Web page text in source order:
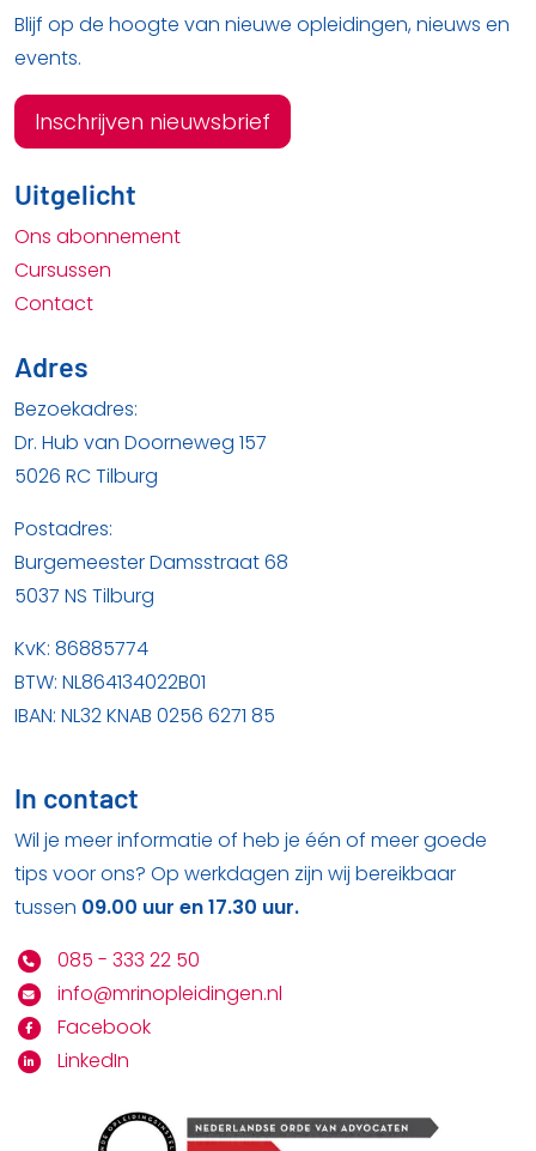
Blijf op de hoogte van nieuwe opleidingen, nieuws en
events.
Inschrijven nieuwsbrief
Uitgelicht
Ons abonnement
Cursussen
Contact
Adres
Bezoekadres:
Dr. Hub van Doorneweg 157
5026 RC Tilburg
Postadres:
Burgemeester Damsstraat 68
5037 NS Tilburg
KvK: 86885774
BTW: NL864134022B01
IBAN: NL32 KNAB 0256 6271 85
In contact
Wil je meer informatie of heb je één of meer goede
tips voor ons? Op werkdagen zijn wij bereikbaar
tussen 09.00 uur en 17.30 uur.
085 - 333 22 50
info@mrinopleidingen.nl
Facebook
LinkedIn